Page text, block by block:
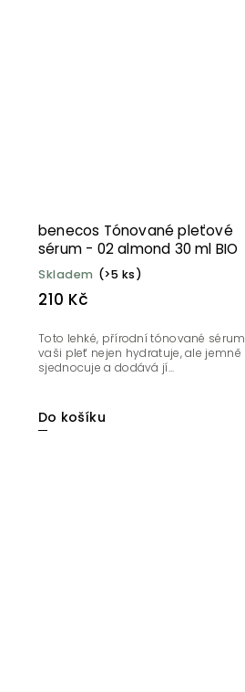
benecos Tónované pleťové
sérum - 02 almond 30 ml BIO
Skladem (>5 ks)
210 Kč
Do košíku
Toto lehké, přírodní tónované sérum
vaši pleť nejen hydratuje, ale jemně
sjednocuje a dodává jí...